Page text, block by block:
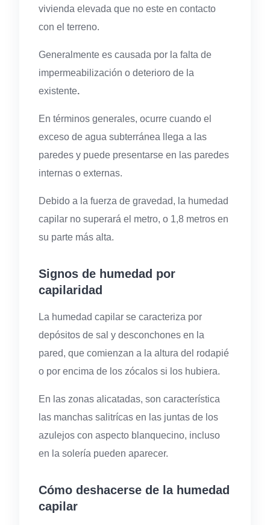
vivienda elevada que no este en contacto
con el terreno.
Generalmente es causada por la falta de
impermeabilización o deterioro de la
existente.
En términos generales, ocurre cuando el
exceso de agua subterránea llega a las
paredes y puede presentarse en las paredes
internas o externas.
Debido a la fuerza de gravedad, la humedad
capilar no superará el metro, o 1,8 metros en
su parte más alta.
Signos de humedad por
capilaridad
La humedad capilar se caracteriza por
depósitos de sal y desconchones en la
pared, que comienzan a la altura del rodapié
o por encima de los zócalos si los hubiera.
En las zonas alicatadas, son característica
las manchas salitrícas en las juntas de los
azulejos con aspecto blanquecino, incluso
en la solería pueden aparecer.
Cómo deshacerse de la humedad
capilar